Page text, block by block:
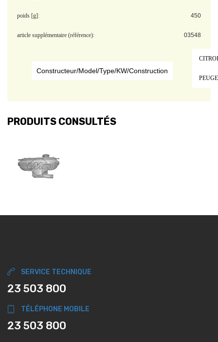
poids [g]: 450
article supplémentaire (référence): 03548
Constructeur/Model/Type/KW/Construction
PRODUITS CONSULTÉS
SERVICE TECHNIQUE
23 503 800
TÉLÉPHONE MOBILE
23 503 800